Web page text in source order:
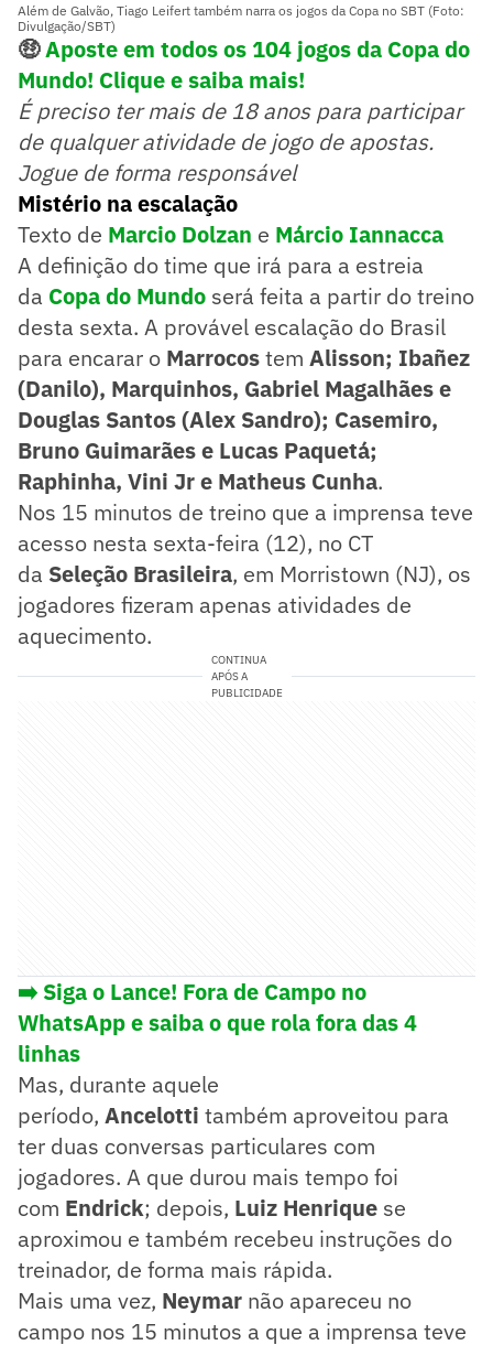
Além de Galvão, Tiago Leifert também narra os jogos da Copa no SBT (Foto:
Divulgação/SBT)
🤑Aposte em todos os 104 jogos da Copa do
Mundo! Clique e saiba mais!
É preciso ter mais de 18 anos para participar
de qualquer atividade de jogo de apostas.
Jogue de forma responsável
Mistério na escalação
Texto de Marcio Dolzan e Márcio Iannacca
A definição do time que irá para a estreia
da Copa do Mundo será feita a partir do treino
desta sexta. A provável escalação do Brasil
para encarar o Marrocostem Alisson; Ibañez
(Danilo), Marquinhos, Gabriel Magalhães e
Douglas Santos (Alex Sandro); Casemiro,
Bruno Guimarães e Lucas Paquetá;
Raphinha, Vini Jr e Matheus Cunha.
Nos 15 minutos de treino que a imprensa teve
acesso nesta sexta-feira (12), no CT
da Seleção Brasileira, em Morristown (NJ), os
jogadores fizeram apenas atividades de
aquecimento.
CONTINUA
APÓS A
PUBLICIDADE
➡️ Siga o Lance! Fora de Campo no
WhatsApp e saiba o que rola fora das 4
linhas
Mas, durante aquele
período, Ancelotti também aproveitou para
ter duas conversas particulares com
jogadores. A que durou mais tempo foi
com Endrick; depois, Luiz Henrique se
aproximou e também recebeu instruções do
treinador, de forma mais rápida.
Mais uma vez, Neymar não apareceu no
campo nos 15 minutos a que a imprensa teve